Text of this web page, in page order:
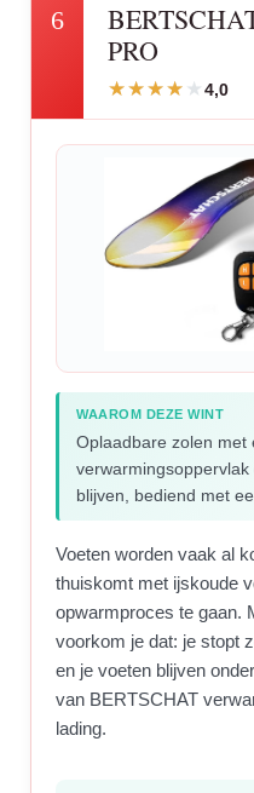
6
PRO
4,0
WAAROM DEZE WINT
Oplaadbare zolen met
blijven, bediend met
Voeten worden vaak al
thuiskomt met ijskoude
opwarmproces te gaan.
voorkom je dat: je stopt
en je voeten blijven
van BERTSCHAT
lading.